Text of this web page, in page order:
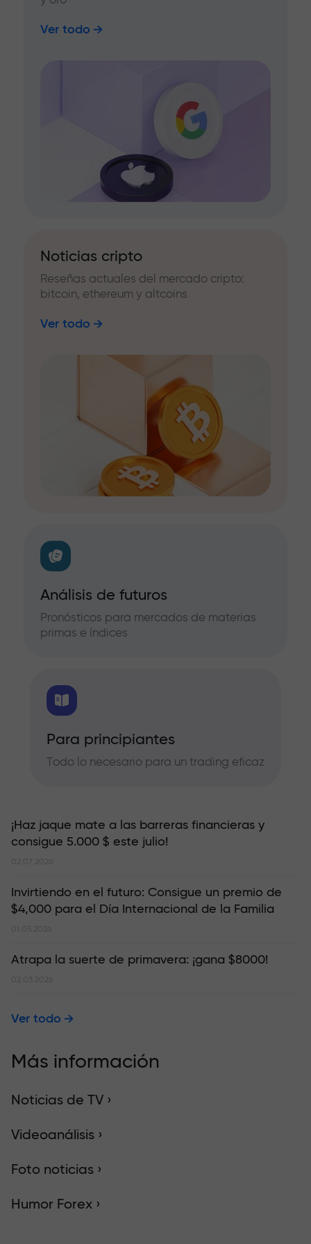
Ver todo
Noticias cripto
Reseñas actuales del mercado cripto:
bitcoin, ethereum y altcoins
Ver todo
Análisis de futuros
Pronósticos para mercados de materias
primas e índices
Para principiantes
Todo lo necesario para un trading eficaz
¡Haz jaque mate a las barreras financieras y
consigue 5.000 $ este julio!
02.07.2026
Invirtiendo en el futuro: Consigue un premio de
$4,000 para el Día Internacional de la Familia
01.05.2026
Atrapa la suerte de primavera: ¡gana $8000!
02.03.2026
Ver todo
Más información
Noticias de TV ›
Videoanálisis ›
Foto noticias ›
Humor Forex ›